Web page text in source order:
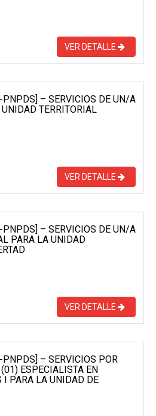
VER DETALLE
– SERVICIOS DE UN/A
TERRITORIAL
VER DETALLE
– SERVICIOS DE UN/A
PARA LA UNIDAD
VER DETALLE
– SERVICIOS POR
ESPECIALISTA EN
I PARA LA UNIDAD DE